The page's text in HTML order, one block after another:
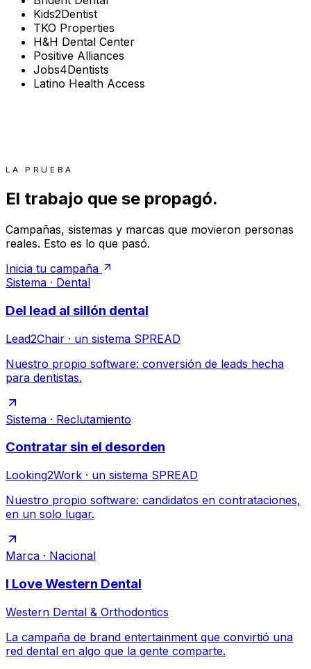
Kids2Dentist
TKO Properties
H&H Dental Center
Positive Alliances
Jobs4Dentists
Latino Health Access
LA PRUEBA
El trabajo que se propagó.
Campañas, sistemas y marcas que movieron personas
reales. Esto es lo que pasó.
Inicia tu campaña
Sistema · Dental
Del lead al sillón dental
Lead2Chair · un sistema SPREAD
Nuestro propio software: conversión de leads hecha
para dentistas.
Sistema · Reclutamiento
Contratar sin el desorden
Looking2Work · un sistema SPREAD
Nuestro propio software: candidatos en contrataciones,
en un solo lugar.
Marca · Nacional
I Love Western Dental
Western Dental & Orthodontics
La campaña de brand entertainment que convirtió una
red dental en algo que la gente comparte.